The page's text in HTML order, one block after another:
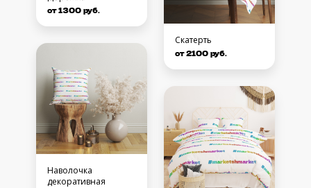
от 1300 руб.
Наволочка
декоративная
Скатерть
от 2100 руб.